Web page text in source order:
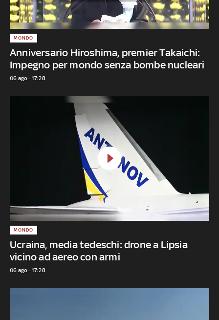
Anniversario Hiroshima, premier Takaichi:
Impegno per mondo senza bombe nucleari
MONDO
06 ago - 17:28
Ucraina, media tedeschi: drone a Lipsia
vicino ad aereo con armi
MONDO
06 ago - 17:28